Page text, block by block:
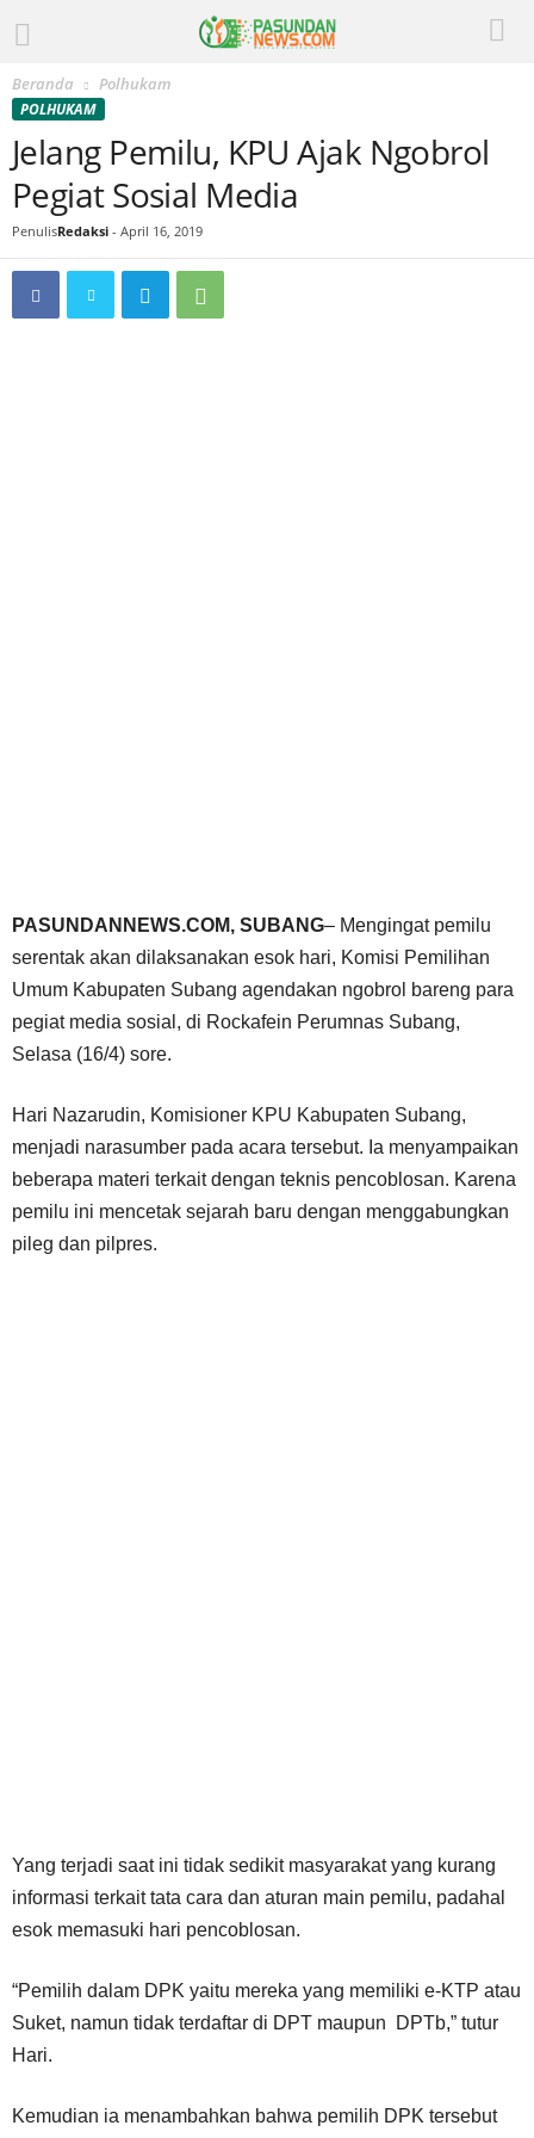
Beranda Polhukam
POLHUKAM
Jelang Pemilu, KPU Ajak Ngobrol
Pegiat Sosial Media
PenulisRedaksi - April 16, 2019
PASUNDANNEWS.COM, SUBANG– Mengingat pemilu
serentak akan dilaksanakan esok hari, Komisi Pemilihan
Umum Kabupaten Subang agendakan ngobrol bareng para
pegiat media sosial, di Rockafein Perumnas Subang,
Selasa (16/4) sore.
Hari Nazarudin, Komisioner KPU Kabupaten Subang,
menjadi narasumber pada acara tersebut. Ia menyampaikan
beberapa materi terkait dengan teknis pencoblosan. Karena
pemilu ini mencetak sejarah baru dengan menggabungkan
pileg dan pilpres.
Yang terjadi saat ini tidak sedikit masyarakat yang kurang
informasi terkait tata cara dan aturan main pemilu, padahal
esok memasuki hari pencoblosan.
“Pemilih dalam DPK yaitu mereka yang memiliki e-KTP atau
Suket, namun tidak terdaftar di DPT maupun DPTb,” tutur
Hari.
Kemudian ia menambahkan bahwa pemilih DPK tersebut